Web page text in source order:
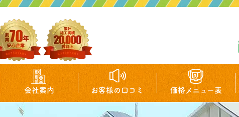
会社案内 お客様の口コミ 価格メニュー表